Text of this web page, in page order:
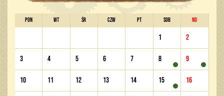
PON WT ŚR CZW PT SOB ND
1 2
3 4 5 6 7 8 9
10 11 12 13 14 15 16